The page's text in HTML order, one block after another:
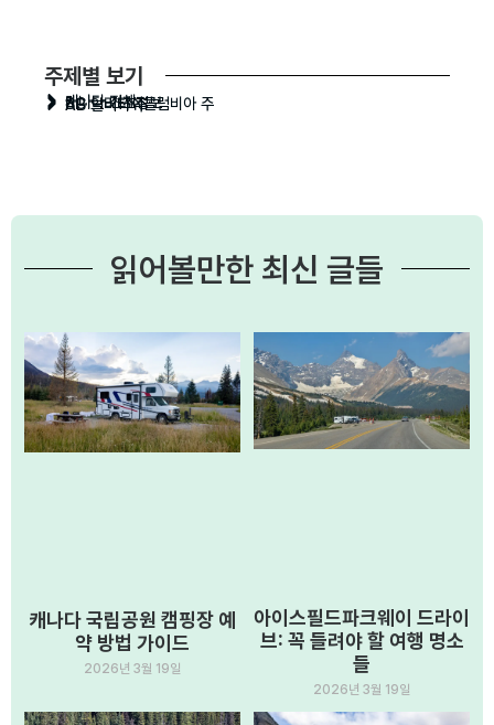
주제별 보기
캐나다 전체
캐나다 기초정보
BC 브리티쉬콜럼비아 주
AB 알버타 주
읽어볼만한 최신 글들
캐나다 국립공원 캠핑장 예
약 방법 가이드
2026년 3월 19일
아이스필드파크웨이 드라이
브: 꼭 들려야 할 여행 명소
들
2026년 3월 19일